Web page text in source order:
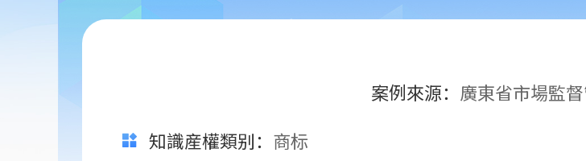
案例來源： 廣東省市場監
知識産權類别： 商标